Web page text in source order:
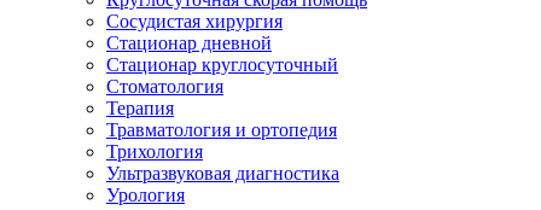
Сосудистая хирургия
Стационар дневной
Стационар круглосуточный
Стоматология
Терапия
Травматология и ортопедия
Трихология
Ультразвуковая диагностика
Урология